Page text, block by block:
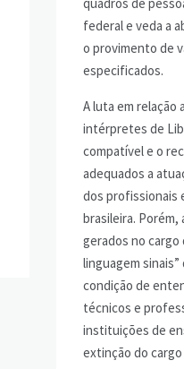
federal e veda a
o provimento de
especificados.
A luta em
intérpretes de
compatível e o
adequados a
dos profissionais
brasileira.
gerados no
linguagem
condição de
técnicos e
instituições de
extinção do